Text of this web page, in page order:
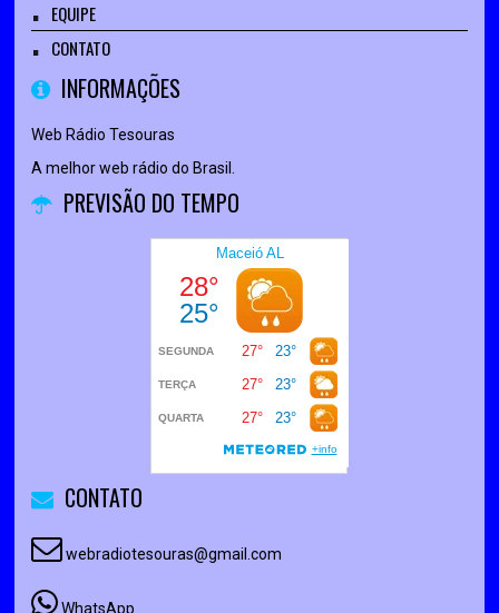
EQUIPE
CONTATO
INFORMAÇÕES
Web Rádio Tesouras
A melhor web rádio do Brasil.
PREVISÃO DO TEMPO
CONTATO
webradiotesouras@gmail.com
WhatsApp